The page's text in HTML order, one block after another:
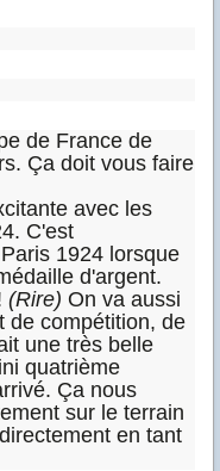
de France de
Ça doit vous faire
avec les
C'est
1924 lorsque
d'argent.
(Rire) On va aussi
de compétition, de
une très belle
quatrième
Ça nous
sur le terrain
en tant